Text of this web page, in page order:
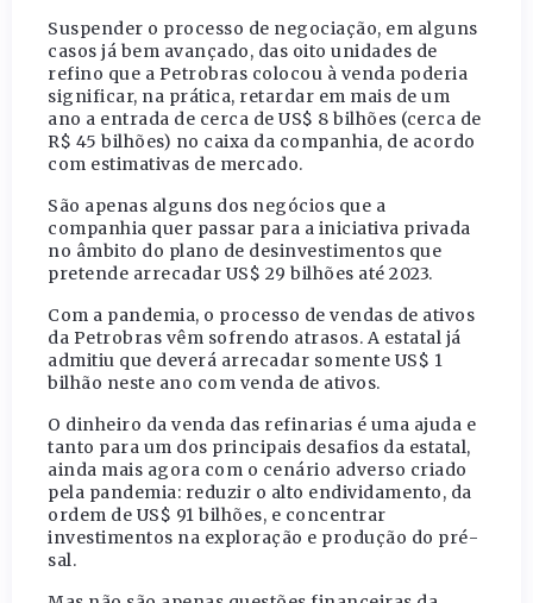
Suspender o processo de negociação, em alguns
casos já bem avançado, das oito unidades de
refino que a Petrobras colocou à venda poderia
significar, na prática, retardar em mais de um
ano a entrada de cerca de US$ 8 bilhões (cerca de
R$ 45 bilhões) no caixa da companhia, de acordo
com estimativas de mercado.
São apenas alguns dos negócios que a
companhia quer passar para a iniciativa privada
no âmbito do plano de desinvestimentos que
pretende arrecadar US$ 29 bilhões até 2023.
Com a pandemia, o processo de vendas de ativos
da Petrobras vêm sofrendo atrasos. A estatal já
admitiu que deverá arrecadar somente US$ 1
bilhão neste ano com venda de ativos.
O dinheiro da venda das refinarias é uma ajuda e
tanto para um dos principais desafios da estatal,
ainda mais agora com o cenário adverso criado
pela pandemia: reduzir o alto endividamento, da
ordem de US$ 91 bilhões, e concentrar
investimentos na exploração e produção do pré-
sal.